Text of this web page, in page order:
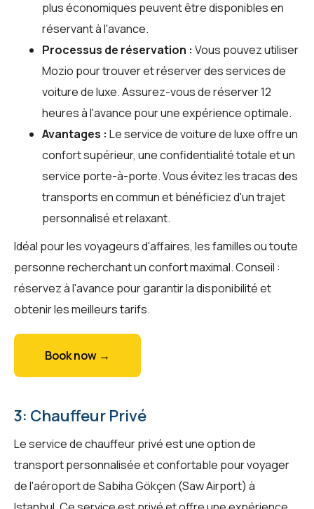
plus économiques peuvent être disponibles en
réservant à l'avance.
Processus de réservation : Vous pouvez utiliser
Mozio pour trouver et réserver des services de
voiture de luxe. Assurez-vous de réserver 12
heures à l'avance pour une expérience optimale.
Avantages : Le service de voiture de luxe offre un
confort supérieur, une confidentialité totale et un
service porte-à-porte. Vous évitez les tracas des
transports en commun et bénéficiez d'un trajet
personnalisé et relaxant.
Idéal pour les voyageurs d'affaires, les familles ou toute
personne recherchant un confort maximal. Conseil :
réservez à l'avance pour garantir la disponibilité et
obtenir les meilleurs tarifs.
Book now →
3: Chauffeur Privé
Le service de chauffeur privé est une option de
transport personnalisée et confortable pour voyager
de l'aéroport de Sabiha Gökçen (Saw Airport) à